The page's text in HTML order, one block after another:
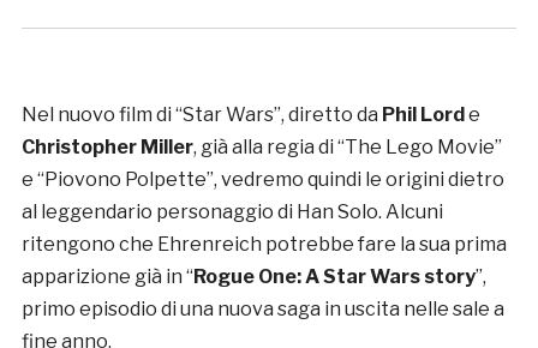
Nel nuovo film di “Star Wars”, diretto da Phil Lorde
Christopher Miller, già alla regia di “The Lego Movie”
e “Piovono Polpette”, vedremo quindi le origini dietro
al leggendario personaggio di Han Solo. Alcuni
ritengono che Ehrenreich potrebbe fare la sua prima
apparizione già in “Rogue One: A Star Wars story”,
primo episodio di una nuova saga in uscita nelle sale a
fine anno.